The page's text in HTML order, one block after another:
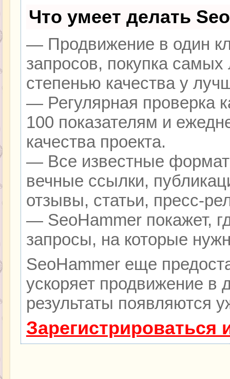
Что умеет делать
— Продвижение в один
запросов, покупка
степенью качества у
— Регулярная проверка
100 показателям и
качества проекта.
— Все известные
вечные ссылки,
отзывы, статьи, пресс-
— SeoHammer покажет,
запросы, на которые
SeoHammer еще
ускоряет продвижение в
результаты появляются